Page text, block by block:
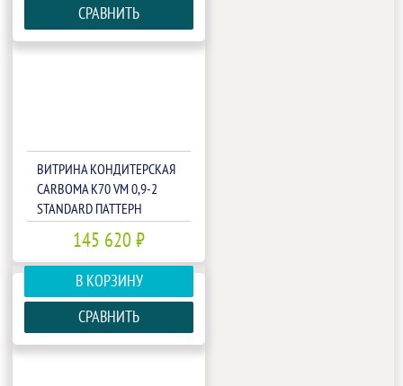
СРАВНИТЬ
ВИТРИНА КОНДИТЕРСКАЯ
CARBOMA K70 VM 0,9-2
STANDARD ПАТТЕРН
(ОТКРЫТАЯ)(П0000009420)
145 620 ₽
В КОРЗИНУ
СРАВНИТЬ